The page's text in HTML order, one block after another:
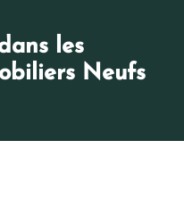
les
Neufs